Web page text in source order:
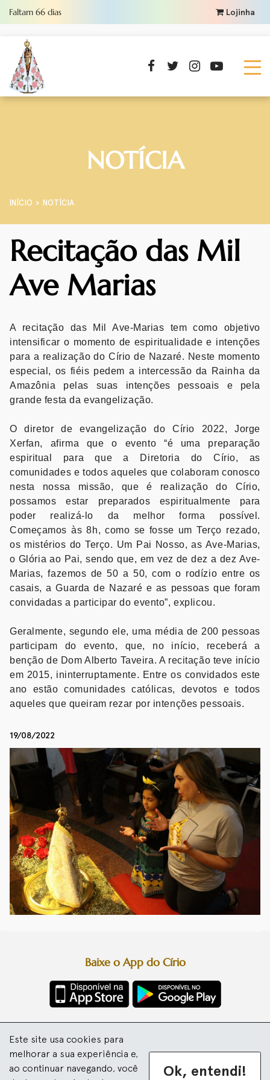
Faltam 66 dias Lojinha
NOTÍCIA
INÍCIO NOTÍCIA
Recitação das Mil
Ave Marias
A recitação das Mil Ave-Marias tem como objetivo
intensificar o momento de espiritualidade e intenções
para a realização do Círio de Nazaré. Neste momento
especial, os fiéis pedem a intercessão da Rainha da
Amazônia pelas suas intenções pessoais e pela
grande festa da evangelização.
O diretor de evangelização do Círio 2022, Jorge
Xerfan, afirma que o evento “é uma preparação
espiritual para que a Diretoria do Círio, as
comunidades e todos aqueles que colaboram conosco
nesta nossa missão, que é realização do Círio,
possamos estar preparados espiritualmente para
poder realizá-lo da melhor forma possível.
Começamos às 8h, como se fosse um Terço rezado,
os mistérios do Terço. Um Pai Nosso, as Ave-Marias,
o Glória ao Pai, sendo que, em vez de dez a dez Ave-
Marias, fazemos de 50 a 50, com o rodízio entre os
casais, a Guarda de Nazaré e as pessoas que foram
convidadas a participar do evento”, explicou.
Geralmente, segundo ele, uma média de 200 pessoas
participam do evento, que, no início, receberá a
benção de Dom Alberto Taveira. A recitação teve início
em 2015, ininterruptamente. Entre os convidados este
ano estão comunidades católicas, devotos e todos
aqueles que queiram rezar por intenções pessoais.
19/08/2022
Este site usa cookies para
melhorar a sua experiência e,
ao continuar navegando, você
Ok, entendi!
Basílica Santuário de Nazaré
Arquidiocese de Belém
Baixe o App do Círio